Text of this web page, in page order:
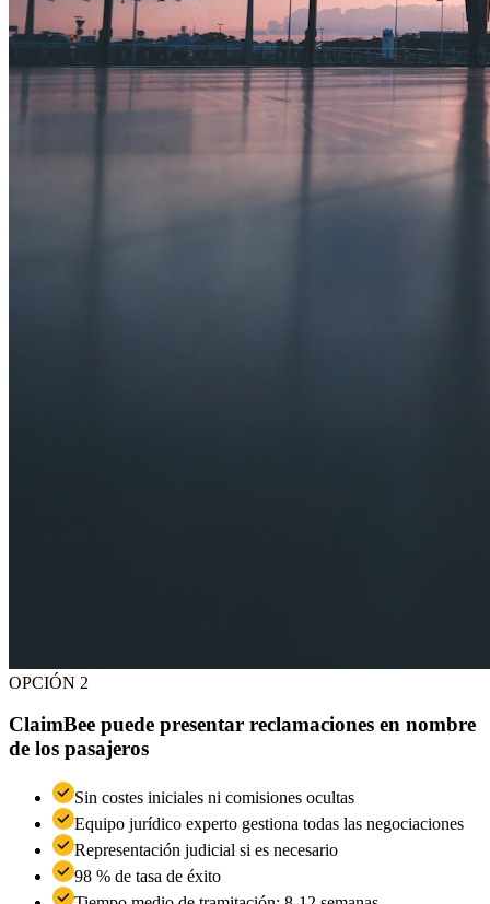
OPCIÓN 2
ClaimBee puede presentar reclamaciones en nombre
de los pasajeros
Sin costes iniciales ni comisiones ocultas
Equipo jurídico experto gestiona todas las negociaciones
Representación judicial si es necesario
98 % de tasa de éxito